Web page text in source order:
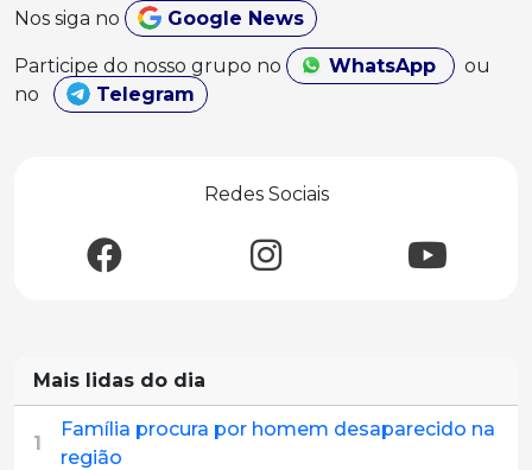
Nos siga no Google News
Participe do nosso grupo no WhatsApp
ou
no
Telegram
Redes Sociais
Mais lidas do dia
1
Família procura por homem desaparecido na
região